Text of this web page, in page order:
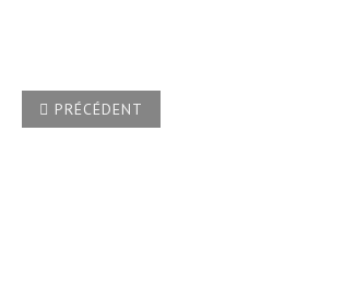
ARTICLE PRÉCÉDENT : ANIMATION 3D
PRÉCÉDENT